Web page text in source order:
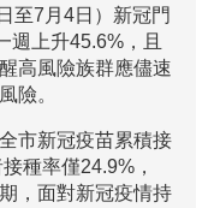
至7月4日）新冠門
週上升45.6%，且
高風險族群應儘速
險。
市新冠疫苗累積接
種率僅24.9%，
，面對新冠疫情持